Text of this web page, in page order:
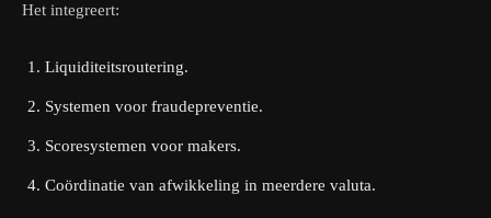
Het integreert:
Liquiditeitsroutering.
Systemen voor fraudepreventie.
Scoresystemen voor makers.
Coördinatie van afwikkeling in meerdere valuta.